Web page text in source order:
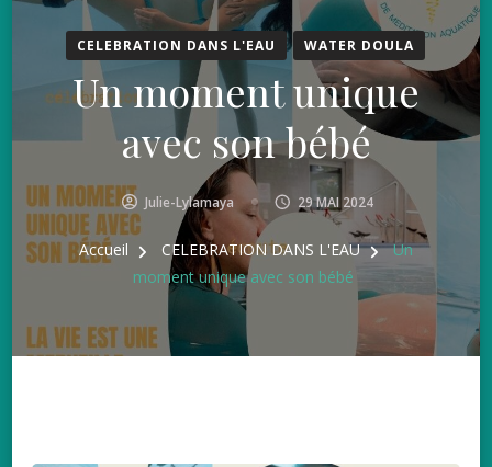
CELEBRATION DANS L'EAU WATER DOULA
Un moment unique
avec son bébé
Julie-Lylamaya 29 MAI 2024
Accueil CELEBRATION DANS L'EAU
Un
moment unique avec son bébé